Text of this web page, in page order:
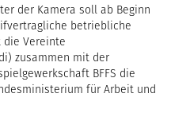
der Kamera soll ab Beginn
betriebliche
die Vereinte
zusammen mit der
BFFS die
für Arbeit und